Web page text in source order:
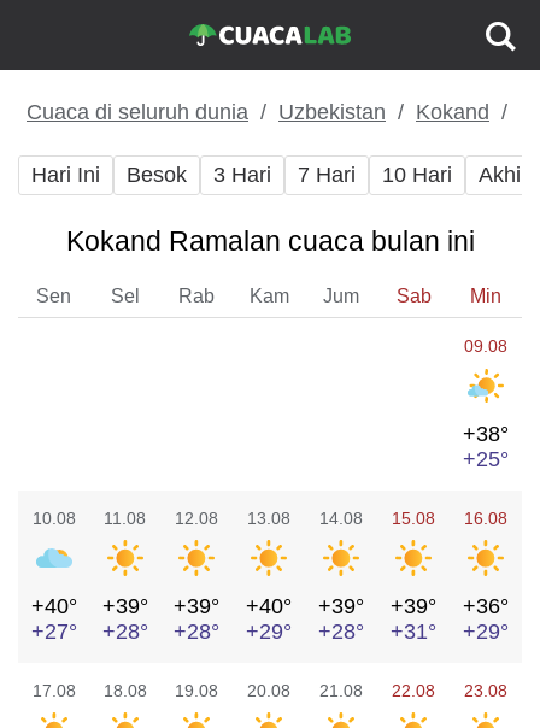
Cuaca di seluruh dunia Uzbekistan Kokand
Hari Ini Besok 3 Hari 7 Hari 10 Hari Akhir
Kokand Ramalan cuaca bulan ini
Sen Sel Rab Kam Jum Sab Min
09.08
+38°
+25°
10.08
+40°
+27°
11.08
+39°
+28°
12.08
+39°
+28°
13.08
+40°
+29°
14.08
+39°
+28°
15.08
+39°
+31°
16.08
+36°
+29°
17.08 18.08 19.08 20.08 21.08 22.08 23.08